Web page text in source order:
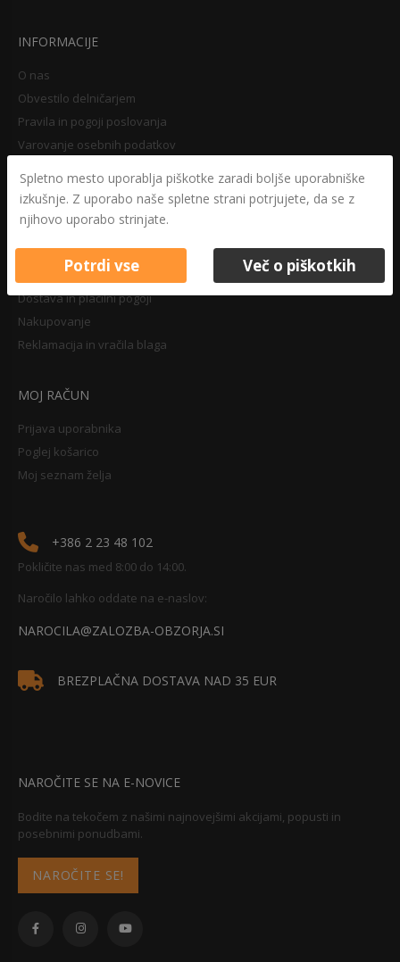
INFORMACIJE
O nas
Obvestilo delničarjem
Pravila in pogoji poslovanja
Varovanje osebnih podatkov
Pravilnik o zasebnosti
Pravno obvestilo
NAKUPOVANJE
Dostava in plačilni pogoji
Nakupovanje
Reklamacija in vračila blaga
MOJ RAČUN
Prijava uporabnika
Poglej košarico
Moj seznam želja
+386 2 23 48 102
Pokličite nas med 8:00 do 14:00.
Naročilo lahko oddate na e-naslov:
NAROCILA@ZALOZBA-OBZORJA.SI
BREZPLAČNA DOSTAVA NAD 35 EUR
NAROČITE SE NA E-NOVICE
Bodite na tekočem z našimi najnovejšimi akcijami, popusti in
posebnimi ponudbami.
NAROČITE SE!
Spletno mesto uporablja piškotke zaradi boljše uporabniške
izkušnje. Z uporabo naše spletne strani potrjujete, da se z
njihovo uporabo strinjate.
Potrdi vse Več o piškotkih